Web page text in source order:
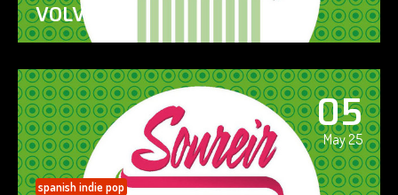
VOLVERÁS
05
May 25
spanish indie pop